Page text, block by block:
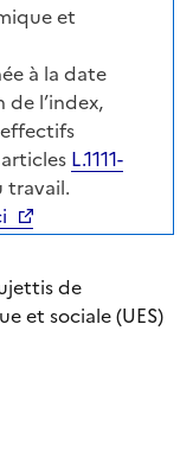
et
à la date
l’index,
effectifs
L.1111-
travail.
de
et sociale (UES)